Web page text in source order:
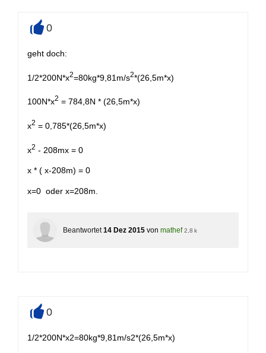
0
geht doch:
1/2*200N*x2=80kg*9,81m/s2*(26,5m*x)
100N*x2 = 784,8N * (26,5m*x)
x2 = 0,785*(26,5m*x)
x2 - 208mx = 0
x * ( x-208m) = 0
x=0 oder x=208m.
Beantwortet 14 Dez 2015 von mathef 2,8 k
0
1/2*200N*x2=80kg*9,81m/s2*(26,5m*x)